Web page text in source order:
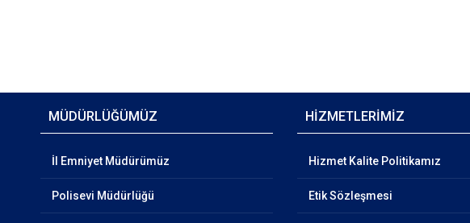
MÜDÜRLÜĞÜMÜZ
İl Emniyet Müdürümüz
Polisevi Müdürlüğü
HİZMETLERİMİZ
Hizmet Kalite Politikamız
Etik Sözleşmesi